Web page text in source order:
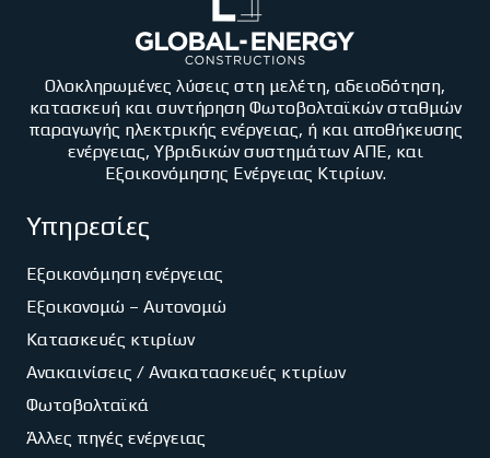
Ολοκληρωμένες λύσεις στη μελέτη, αδειοδότηση,
κατασκευή και συντήρηση Φωτοβολταϊκών σταθμών
παραγωγής ηλεκτρικής ενέργειας, ή και αποθήκευσης
ενέργειας, Υβριδικών συστημάτων ΑΠΕ, και
Εξοικονόμησης Ενέργειας Κτιρίων.
Υπηρεσίες
Εξοικονόμηση ενέργειας
Εξοικονομώ – Αυτονομώ
Κατασκευές κτιρίων
Ανακαινίσεις / Ανακατασκευές κτιρίων
Φωτοβολταϊκά
Άλλες πηγές ενέργειας